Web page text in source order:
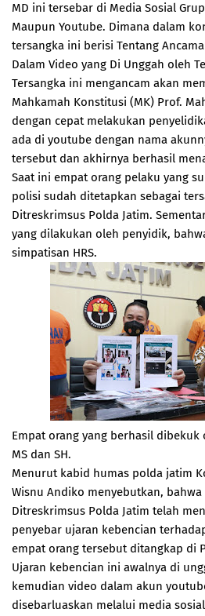
MD ini tersebar di Media Sosial
Maupun Youtube. Dimana dalam
tersangka ini berisi Tentang
Dalam Video yang Di Unggah oleh
Tersangka ini mengancam akan
Mahkamah Konstitusi (MK) Prof.
dengan cepat melakukan
ada di youtube dengan nama
tersebut dan akhirnya berhasil
Saat ini empat orang pelaku yang
polisi sudah ditetapkan sebagai
Ditreskrimsus Polda Jatim.
yang dilakukan oleh penyidik,
simpatisan HRS.
Empat orang yang berhasil dibekuk
MS dan SH.
Menurut kabid humas polda jatim
Wisnu Andiko menyebutkan,
Ditreskrimsus Polda Jatim telah
penyebar ujaran kebencian
empat orang tersebut ditangkap di
Ujaran kebencian ini awalnya di
kemudian video dalam akun
disebarluaskan melalui media